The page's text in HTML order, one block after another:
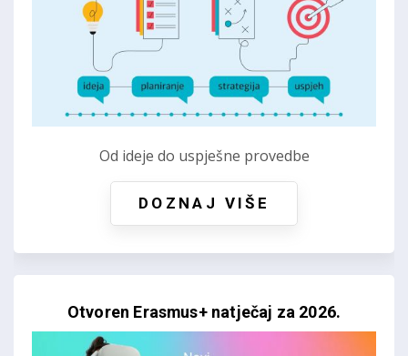
Od ideje do uspješne provedbe
DOZNAJ VIŠE
Otvoren Erasmus+ natječaj za 2026.